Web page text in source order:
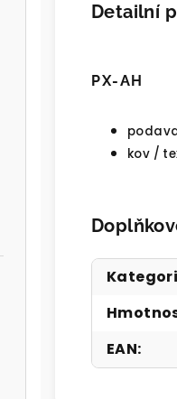
Detailní
PX-AH
kov /
EAN: